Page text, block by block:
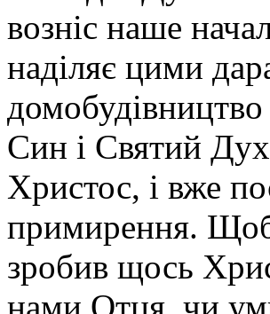
возніс наше
наділяє цими
Син і Святий
Христос, і вже
примирення. Щоб
зробив щось
нами Отця, чи